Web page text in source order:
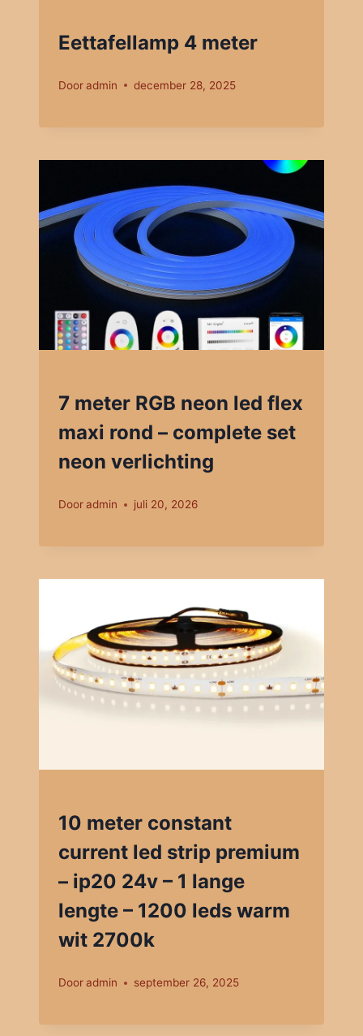
Eettafellamp 4 meter
Dooradmin december 28, 2025
7 meter RGB neon led flex
maxi rond – complete set
neon verlichting
Dooradmin juli 20, 2026
10 meter constant
current led strip premium
– ip20 24v – 1 lange
lengte – 1200 leds warm
wit 2700k
Dooradmin september 26, 2025